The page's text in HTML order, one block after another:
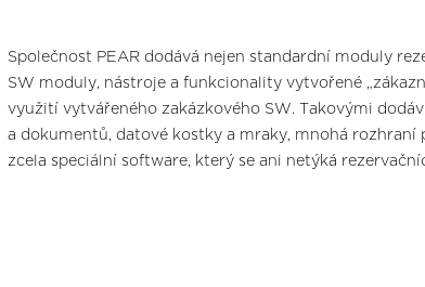
Společnost PEAR dodává nejen standardní moduly
SW moduly, nástroje a funkcionality vytvořené
využití vytvářeného zakázkového SW. Takovými
a dokumentů, datové kostky a mraky, mnohá
zcela speciální software, který se ani netýká